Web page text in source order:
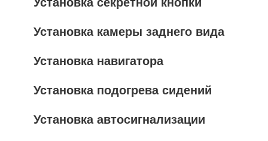
Установка камеры заднего вида
Установка навигатора
Установка подогрева сидений
Установка автосигнализации